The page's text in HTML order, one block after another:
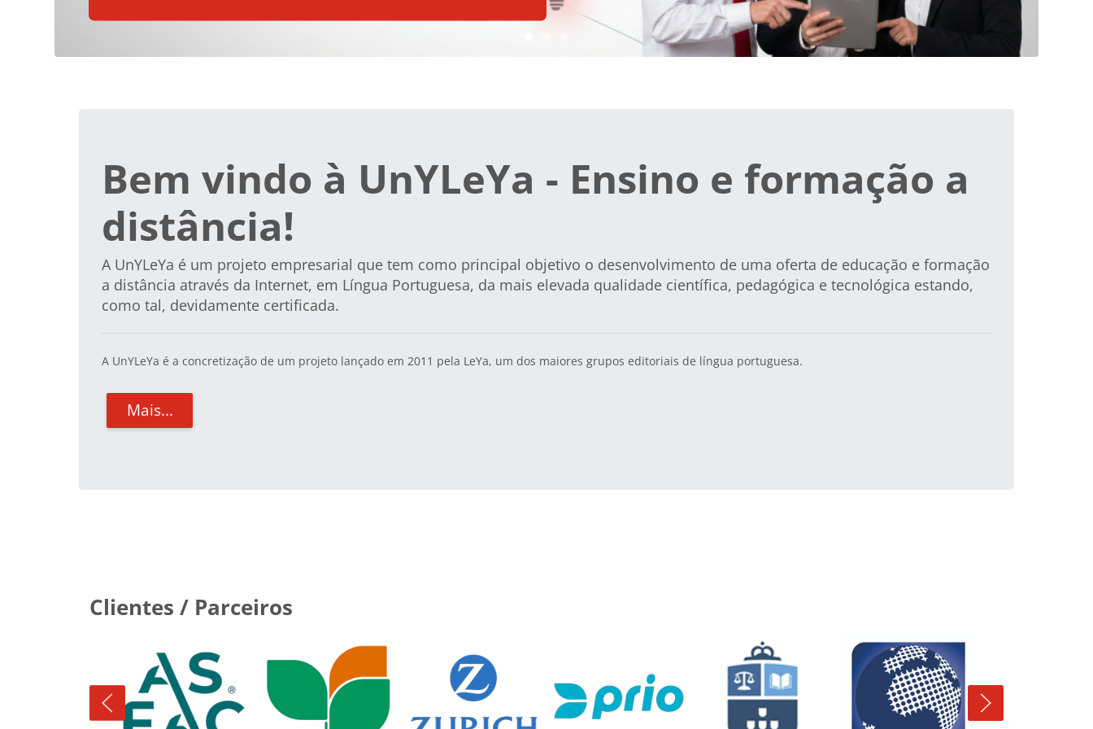
Slideshow item 1
Slideshow item 2
Bem vindo à UnYLeYa - Ensino e formação a
distância!
A UnYLeYa é um projeto empresarial que tem como principal objetivo o desenvolvimento de uma oferta de educação e formação
a distância através da Internet, em Língua Portuguesa, da mais elevada qualidade científica, pedagógica e tecnológica estando,
como tal, devidamente certificada.
A UnYLeYa é a concretização de um projeto lançado em 2011 pela LeYa, um dos maiores grupos editoriais de língua portuguesa.
Mais...
Clientes / Parceiros